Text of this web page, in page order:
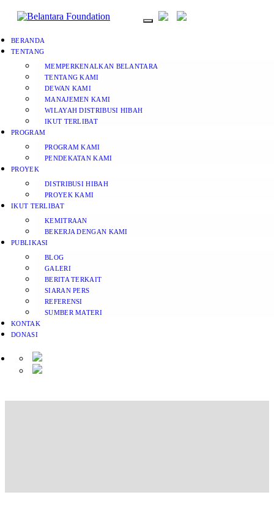
BERANDA
TENTANG
MEMPERKENALKAN BELANTARA
TENTANG KAMI
DEWAN KAMI
MANAJEMEN KAMI
WILAYAH DISTRIBUSI HIBAH
IKUT TERLIBAT
PROGRAM
PROGRAM KAMI
PENDEKATAN KAMI
PROYEK
DISTRIBUSI HIBAH
PROYEK KAMI
IKUT TERLIBAT
KEMITRAAN
BEKERJA DENGAN KAMI
PUBLIKASI
BLOG
GALERI
BERITA TERKAIT
SIARAN PERS
REFERENSI
SUMBER MATERI
KONTAK
DONASI